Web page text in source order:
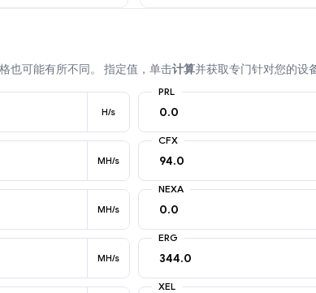
也可能有所不同。 指定值，单击计算并获取专门针对您的设
H/s
PRL
MH/s
CFX
MH/s
NEXA
MH/s
ERG
XEL